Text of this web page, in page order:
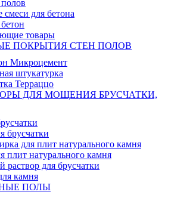
для бетона
товары
ПОКРЫТИЯ СТЕН ПОЛОВ
Микроцемент
штукатурка
Терраццо
ДЛЯ МОЩЕНИЯ БРУСЧАТКИ,
брусчатки
для плит натурального камня
плит натурального камня
раствор для брусчатки
камня
ПОЛЫ